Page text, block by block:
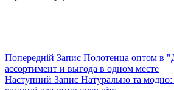
Попередній Запис Полотенца оптом в
ассортимент и выгода в одном месте
Наступний Запис Натурально та модно: